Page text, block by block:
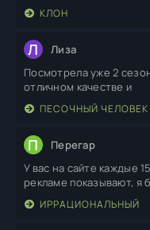
КЛОН
Л Лиза
Посмотрела уже 2
отличном качестве и
ПЕСОЧНЫЙ ЧЕЛОВЕК
П Перегар
У вас на сайте каждые
рекламе показывают, я
ИРРАЦИОНАЛЬНЫЙ